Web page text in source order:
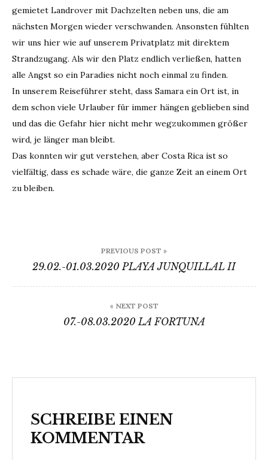
gemietet Landrover mit Dachzelten neben uns, die am
nächsten Morgen wieder verschwanden. Ansonsten fühlten
wir uns hier wie auf unserem Privatplatz mit direktem
Strandzugang. Als wir den Platz endlich verließen, hatten
alle Angst so ein Paradies nicht noch einmal zu finden.
In unserem Reiseführer steht, dass Samara ein Ort ist, in
dem schon viele Urlauber für immer hängen geblieben sind
und das die Gefahr hier nicht mehr wegzukommen größer
wird, je länger man bleibt.
Das konnten wir gut verstehen, aber Costa Rica ist so
vielfältig, dass es schade wäre, die ganze Zeit an einem Ort
zu bleiben.
PREVIOUS POST »
29.02.-01.03.2020 PLAYA JUNQUILLAL II
« NEXT POST
07.-08.03.2020 LA FORTUNA
SCHREIBE EINEN
KOMMENTAR